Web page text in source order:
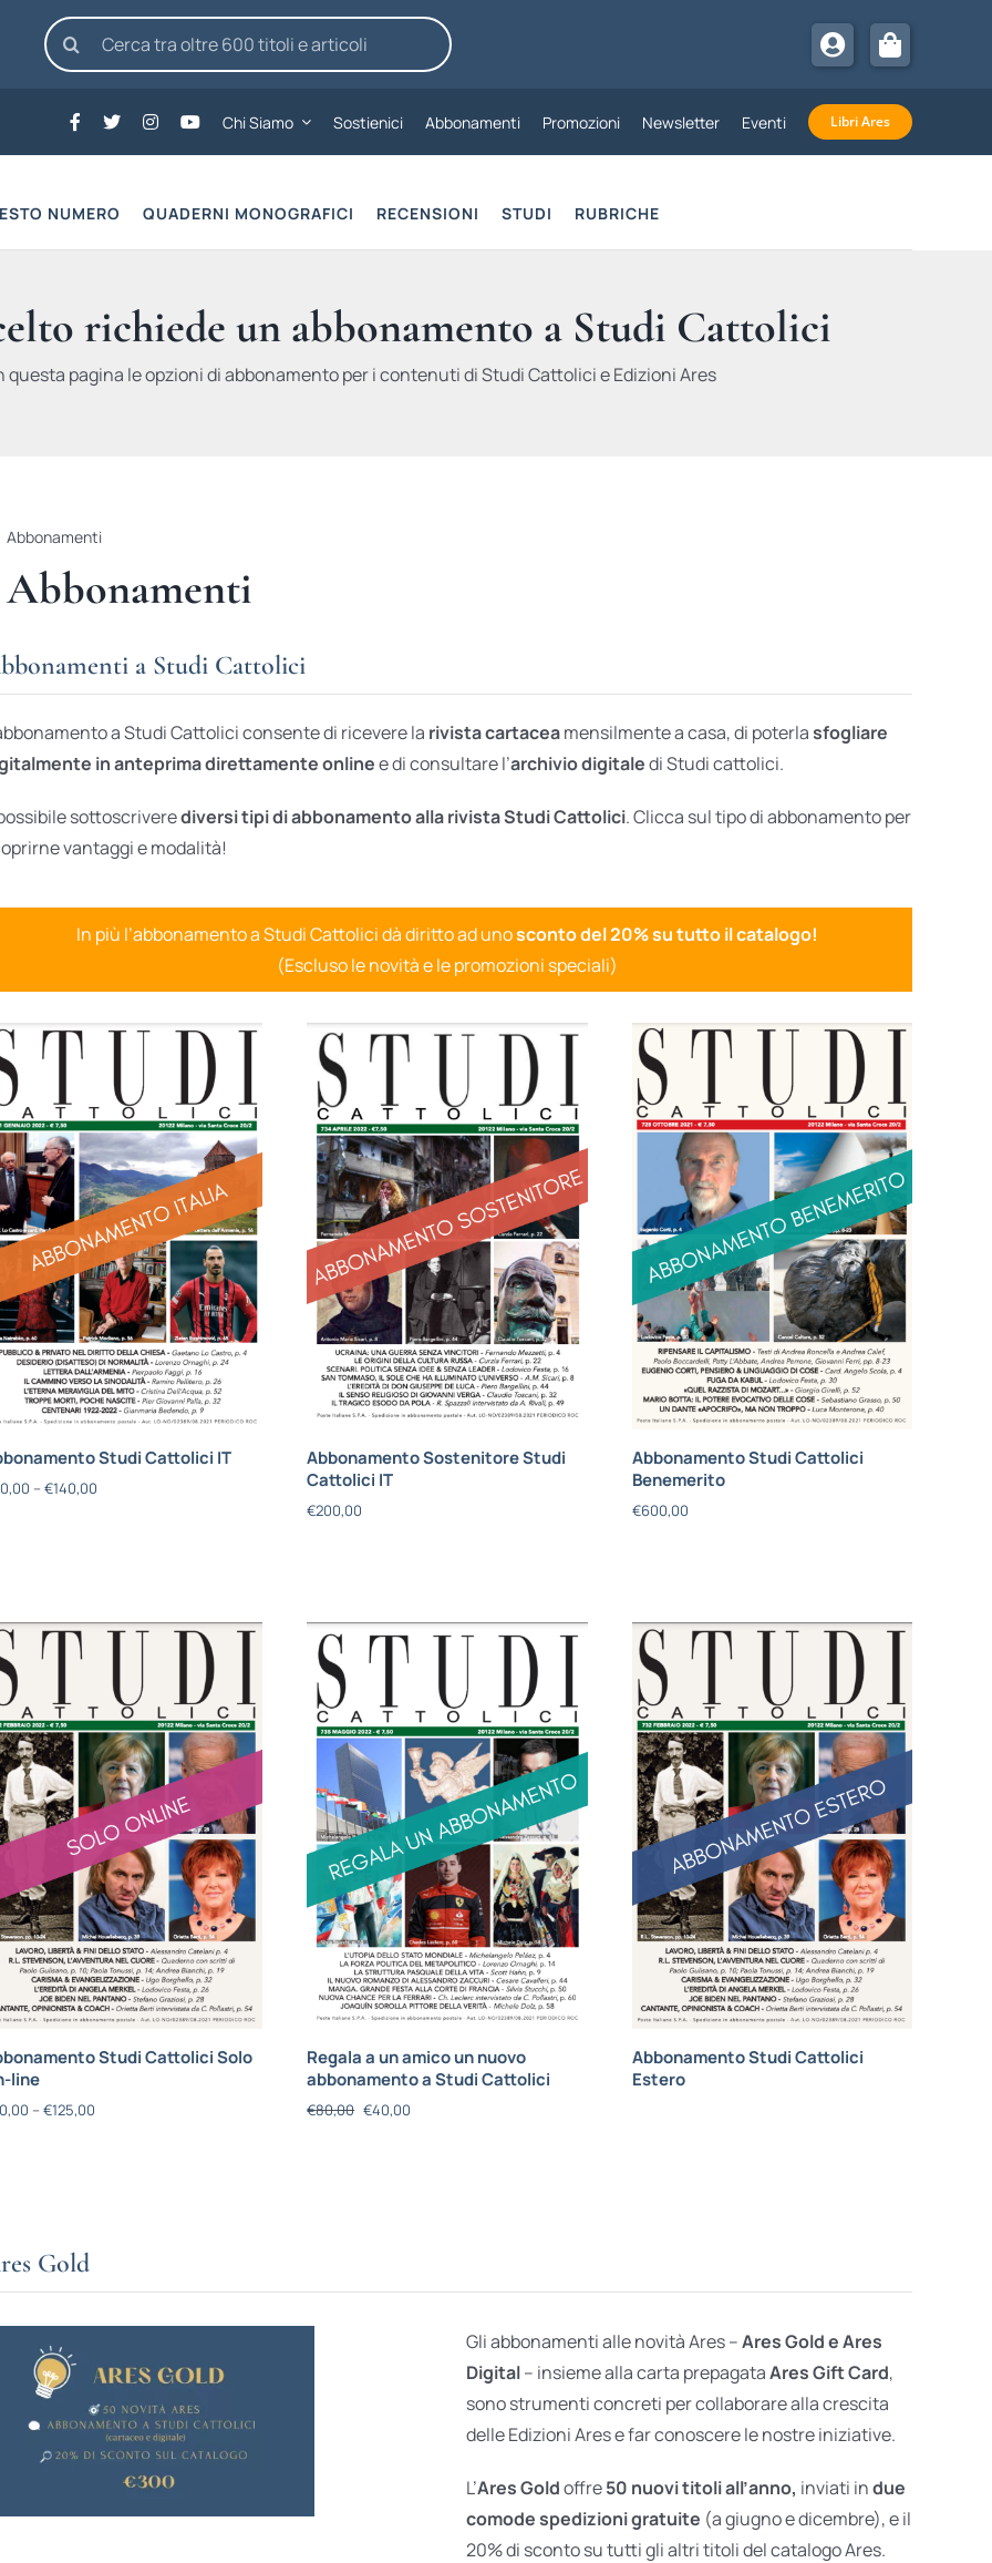
Cerca
per:
Chi Siamo Sostienici Abbonamenti Promozioni Newsletter Eventi Libri Ares
NUMERO QUADERNI MONOGRAFICI RECENSIONI STUDI RUBRICHE
richiede un abbonamento a Studi Cattolici
questa pagina le opzioni di abbonamento per i contenuti di Studi Cattolici e Edizioni Ares
Abbonamenti
Abbonamenti
a Studi Cattolici
a Studi Cattolici consente di ricevere la rivista cartaceamensilmente a casa, di poterlasfogliare
in anteprima direttamente onlinee di consultare l’archivio digitaledi Studi cattolici.
sottoscriverediversi tipi di abbonamento alla rivista Studi Cattolici. Clicca sul tipo di abbonamento per
vantaggi e modalità!
In più l’abbonamento a Studi Cattolici dà diritto ad unosconto del 20% su tutto il catalogo!
(Escluso le novità e le promozioni speciali)
Studi Cattolici IT
– €140,00
Abbonamento Sostenitore Studi
Cattolici IT
€200,00
Abbonamento Studi Cattolici
Benemerito
€600,00
Studi Cattolici Solo
line
– €125,00
Regala a un amico un nuovo
abbonamento a Studi Cattolici
€80,00 €40,00
Abbonamento Studi Cattolici
Estero
Gold
Gli abbonamenti alle novità Ares –Ares Gold e Ares
Digital– insieme alla carta prepagataAres Gift Card,
sono strumenti concreti per collaborare alla crescita
delle Edizioni Ares e far conoscere le nostre iniziative.
L’Ares Goldoffre50 nuovi titoli all’anno, inviati indue
comode spedizioni gratuite (a giugno e dicembre), e il
20% di sconto su tutti gli altri titoli del catalogo Ares.